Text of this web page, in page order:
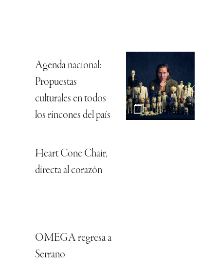
Agenda nacional:
Propuestas
culturales en todos
los rincones del país
Heart Cone Chair,
directa al corazón
OMEGA regresa a
Serrano